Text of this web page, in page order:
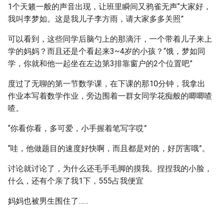
1个天籁一般的声音出现，让班里瞬间又鸦雀无声“大家好，
我叫李梦如。这是我儿子李方雨，请大家多多关照”
可以看到，这些同学后脑勺上的那滴汗，一个带着儿子来上
学的妈妈？而且还是个看起来3~4岁的小孩？“饿，梦如同
学，你就和他一起坐在左边第3排靠窗户的2个位置吧”
度过了无聊的第一节数学课，在下课的那10分钟，我拿出
作业本写着数学作业，旁边围着一群女同学花痴般的唧唧喳
喳。
“你看你看，多可爱，小手握着笔写字哎”
“哇，他做题目的速度好快啊，而且都是对的，好厉害哦”。
讨论就讨论了，为什么还毛手毛脚的摸我。捏捏我的小脸，
什么，还有个亲了我1下，555占我便宜
妈妈也被男生围住了……